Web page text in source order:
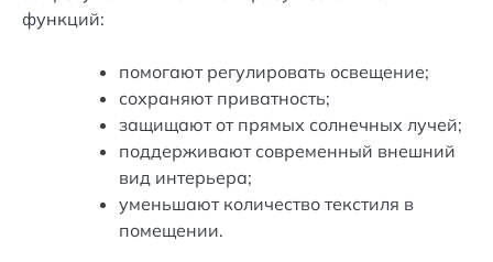
функций:
помогают регулировать освещение;
сохраняют приватность;
защищают от прямых солнечных лучей;
поддерживают современный внешний
вид интерьера;
уменьшают количество текстиля в
помещении.